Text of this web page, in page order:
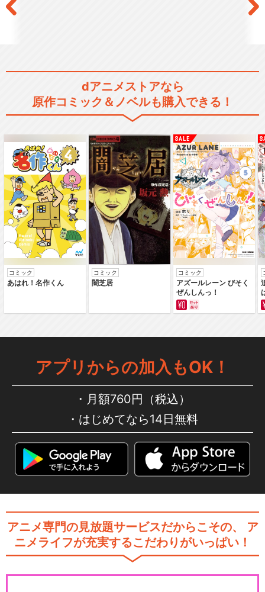
dアニメストアなら
原作コミック＆ノベルも購入できる！
コミック
あはれ！名作くん
コミック
闇芝居
コミック
アズールレーン びそく
ぜんしんっ！
アプリからの加入もOK！
月額760円（税込）
はじめてなら14日無料
アニメ専門の見放題サービスだからこその、
ア
ニメライフが充実するこだわりがいっぱい！